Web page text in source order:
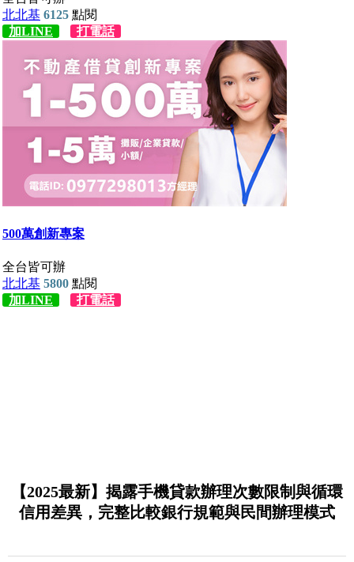
【2025最新】揭露手機貸款辦理次數限制與循環
信用差異，完整比較銀行規範與民間辦理模式